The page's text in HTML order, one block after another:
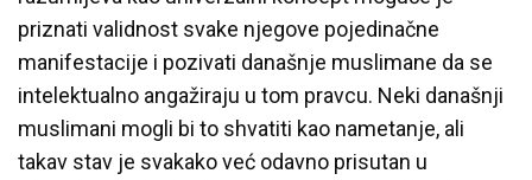
priznati validnost svake njegove pojedinačne
manifestacije i pozivati današnje muslimane da se
intelektualno angažiraju u tom pravcu. Neki današnji
muslimani mogli bi to shvatiti kao nametanje, ali
takav stav je svakako već odavno prisutan u